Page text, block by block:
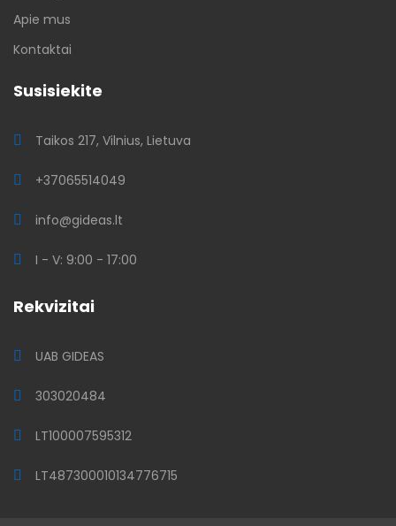
Apie mus
Kontaktai
Susisiekite
Taikos 217, Vilnius, Lietuva
+37065514049
info@gideas.lt
I - V: 9:00 - 17:00
Rekvizitai
UAB GIDEAS
303020484
LT100007595312
LT487300010134776715